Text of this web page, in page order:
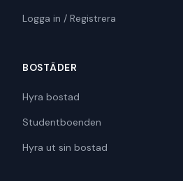
Logga in / Registrera
BOSTÄDER
Hyra bostad
Studentboenden
Hyra ut sin bostad